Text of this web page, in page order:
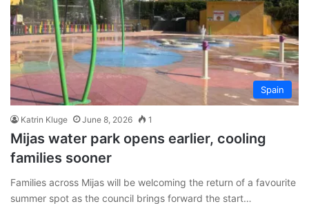
Spain
Katrin Kluge June 8, 2026 1
Mijas water park opens earlier, cooling
families sooner
Families across Mijas will be welcoming the return of a favourite
summer spot as the council brings forward the start…